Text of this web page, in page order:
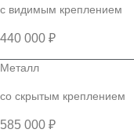
с видимым креплением
440 000 ₽
Металл
со скрытым креплением
585 000 ₽